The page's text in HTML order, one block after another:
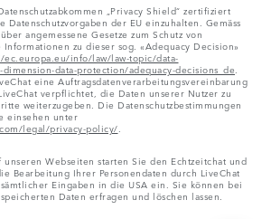
„Privacy Shield“ zertifiziert
der EU einzuhalten. Gemäss
angemessene Gesetze zum Schutz von
zu dieser sog. «Adequacy Decision»
ec.europa.eu/info/law/law-topic/data-
data-protection/adequacy-decisions_de.
eine Auftragsdatenverarbeitungsvereinbarung
verpflichtet, die Daten unserer Nutzer zu
weiterzugeben. Die Datenschutzbestimmungen
einsehen unter
legal/privacy-policy/.
unseren Webseiten starten Sie den Echtzeitchat und
Bearbeitung Ihrer Personendaten durch LiveChat
Eingaben in die USA ein. Sie können bei
Daten erfragen und löschen lassen.